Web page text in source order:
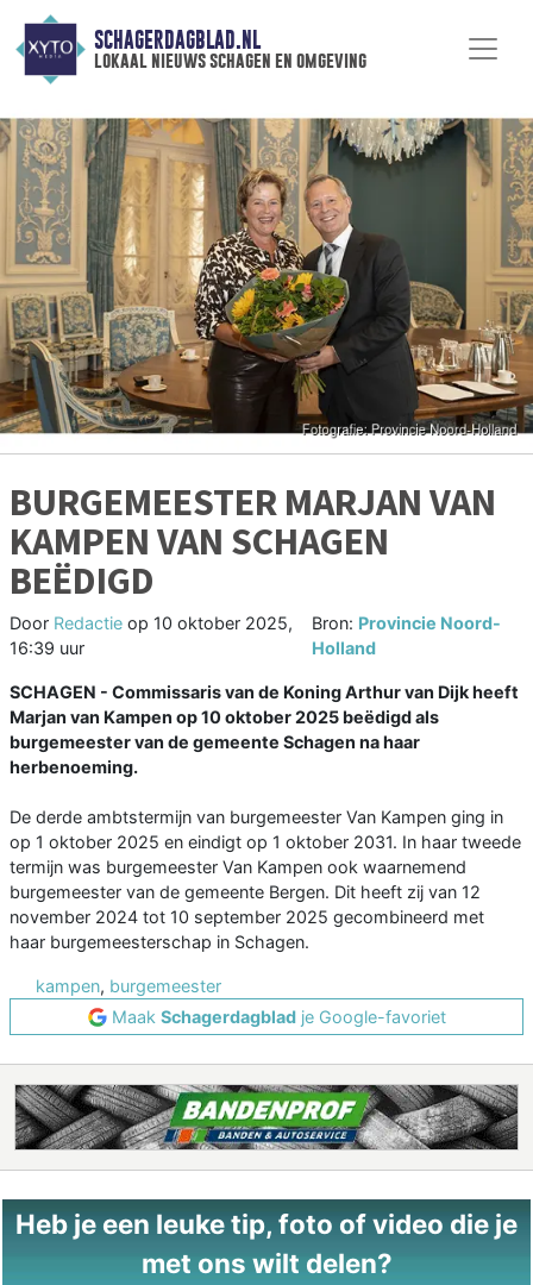
SCHAGERDAGBLAD.NL
lokaal nieuws schagen en omgeving
BURGEMEESTER MARJAN VAN
KAMPEN VAN SCHAGEN
BEËDIGD
Door Redactie op 10 oktober 2025,
16:39 uur
Bron: Provincie Noord-
Holland
SCHAGEN - Commissaris van de Koning Arthur van Dijk heeft
Marjan van Kampen op 10 oktober 2025 beëdigd als
burgemeester van de gemeente Schagen na haar
herbenoeming.
De derde ambtstermijn van burgemeester Van Kampen ging in
op 1 oktober 2025 en eindigt op 1 oktober 2031. In haar tweede
termijn was burgemeester Van Kampen ook waarnemend
burgemeester van de gemeente Bergen. Dit heeft zij van 12
november 2024 tot 10 september 2025 gecombineerd met
haar burgemeesterschap in Schagen.
kampen, burgemeester
Maak Schagerdagbladje Google-favoriet
Heb je een leuke tip, foto of video die je
met ons wilt delen?